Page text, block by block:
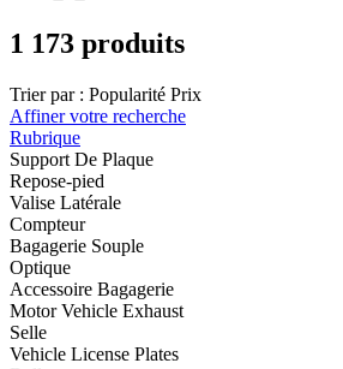
1 173 produits
Trier par : Popularité Prix
Affiner votre recherche
Rubrique
Support De Plaque
Repose-pied
Valise Latérale
Compteur
Bagagerie Souple
Optique
Accessoire Bagagerie
Motor Vehicle Exhaust
Selle
Vehicle License Plates